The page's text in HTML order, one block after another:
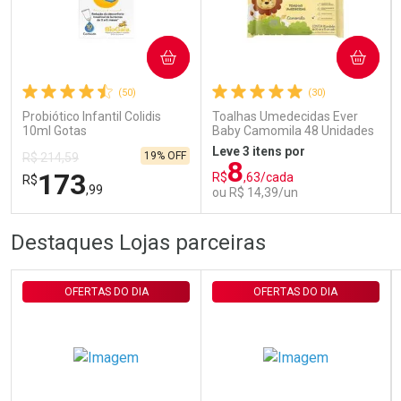
Comprar sem Desconto
Por R$ 29,30/cada
Comprar sem Desconto
Por R$ 29,30/cada
(50)
Probiótico Infantil Colidis
10ml Gotas
R$ 214,59
R$173,99
19% OFF
COMPRAR
FECHAR
Laboratório
FECHAR
Por Menos
(30)
Toalhas Umedecidas Ever
Baby Camomila 48 Unidades
Leve 3 itens por
R$8,63/cada
ou R$ 14,39/un
COMPRAR
Por Menos
Destaques Lojas parceiras
OFERTAS DO DIA OFERTAS DO DIA